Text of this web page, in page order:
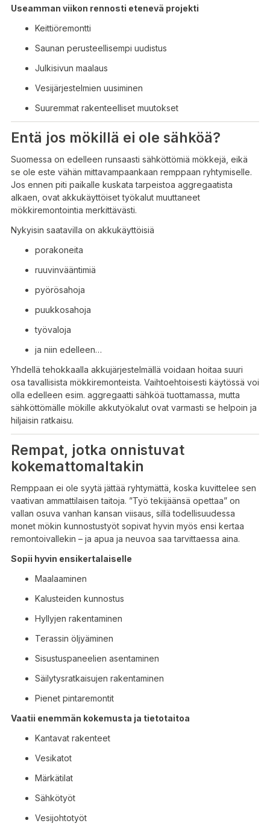
Useamman viikon rennosti etenevä projekti
Keittiöremontti
Saunan perusteellisempi uudistus
Julkisivun maalaus
Vesijärjestelmien uusiminen
Suuremmat rakenteelliset muutokset
Entä jos mökillä ei ole sähköä?
Suomessa on edelleen runsaasti sähköttömiä mökkejä, eikä
se ole este vähän mittavampaankaan remppaan ryhtymiselle.
Jos ennen piti paikalle kuskata tarpeistoa aggregaatista
alkaen, ovat akkukäyttöiset työkalut muuttaneet
mökkiremontointia merkittävästi.
Nykyisin saatavilla on akkukäyttöisiä
porakoneita
ruuvinvääntimiä
pyörösahoja
puukkosahoja
työvaloja
ja niin edelleen…
Yhdellä tehokkaalla akkujärjestelmällä voidaan hoitaa suuri
osa tavallisista mökkiremonteista. Vaihtoehtoisesti käytössä voi
olla edelleen esim. aggregaatti sähköä tuottamassa, mutta
sähköttömälle mökille akkutyökalut ovat varmasti se helpoin ja
hiljaisin ratkaisu.
Rempat, jotka onnistuvat
kokemattomaltakin
Remppaan ei ole syytä jättää ryhtymättä, koska kuvittelee sen
vaativan ammattilaisen taitoja. ”Työ tekijäänsä opettaa” on
vallan osuva vanhan kansan viisaus, sillä todellisuudessa
monet mökin kunnostustyöt sopivat hyvin myös ensi kertaa
remontoivallekin – ja apua ja neuvoa saa tarvittaessa aina.
Sopii hyvin ensikertalaiselle
Maalaaminen
Kalusteiden kunnostus
Hyllyjen rakentaminen
Terassin öljyäminen
Sisustuspaneelien asentaminen
Säilytysratkaisujen rakentaminen
Pienet pintaremontit
Vaatii enemmän kokemusta ja tietotaitoa
Kantavat rakenteet
Vesikatot
Märkätilat
Sähkötyöt
Vesijohtotyöt